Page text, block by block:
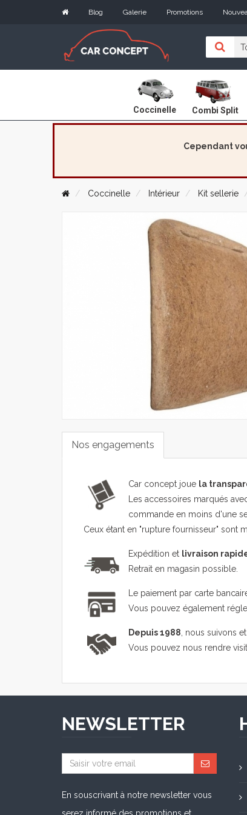
Blog Galerie Promotions
Coccinelle Combi Split
Cependant
Coccinelle Intérieur Kit sellerie
Nos engagements
Car concept joue la
Les accessoires marqués
commande en moins d'une
Ceux étant en "rupture fournisseur" sont
Expédition et livraison
Retrait en magasin possible.
Le paiement par carte
Vous pouvez également
Depuis 1988, nous suivons
Vous pouvez nous rendre
NEWSLETTER
En souscrivant à notre newsletter vous